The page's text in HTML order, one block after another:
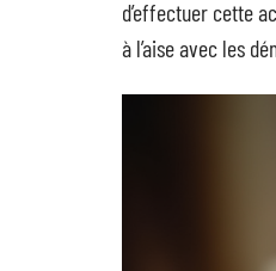
d’effectuer cette
à l’aise avec les